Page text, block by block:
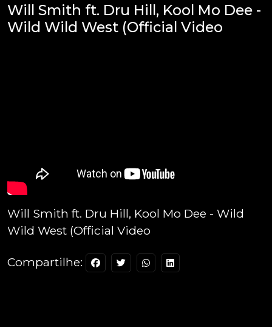
Will Smith ft. Dru Hill, Kool Mo Dee -
Wild Wild West (Official Video
Will Smith ft. Dru Hill, Kool Mo Dee - Wild
Wild West (Official Video
Compartilhe: